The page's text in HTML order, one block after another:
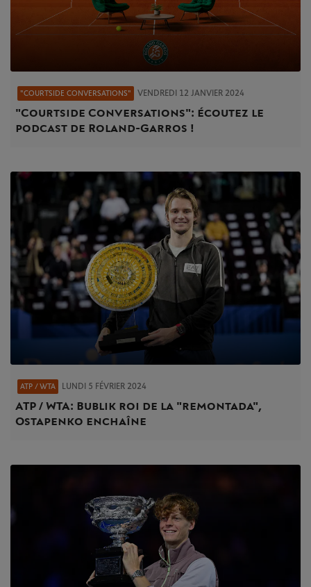
"COURTSIDE CONVERSATIONS" VENDREDI 12 JANVIER 2024
"Courtside Conversations" : écoutez le
podcast de Roland-Garros !
ATP / WTA LUNDI 5 FÉVRIER 2024
ATP / WTA : Bublik roi de la "remontada",
Ostapenko enchaîne